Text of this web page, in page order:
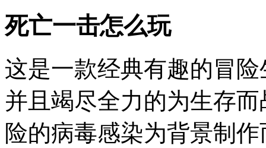
死亡一击怎么玩
这是一款经典有趣的冒
并且竭尽全力的为生存
险的病毒感染为背景制